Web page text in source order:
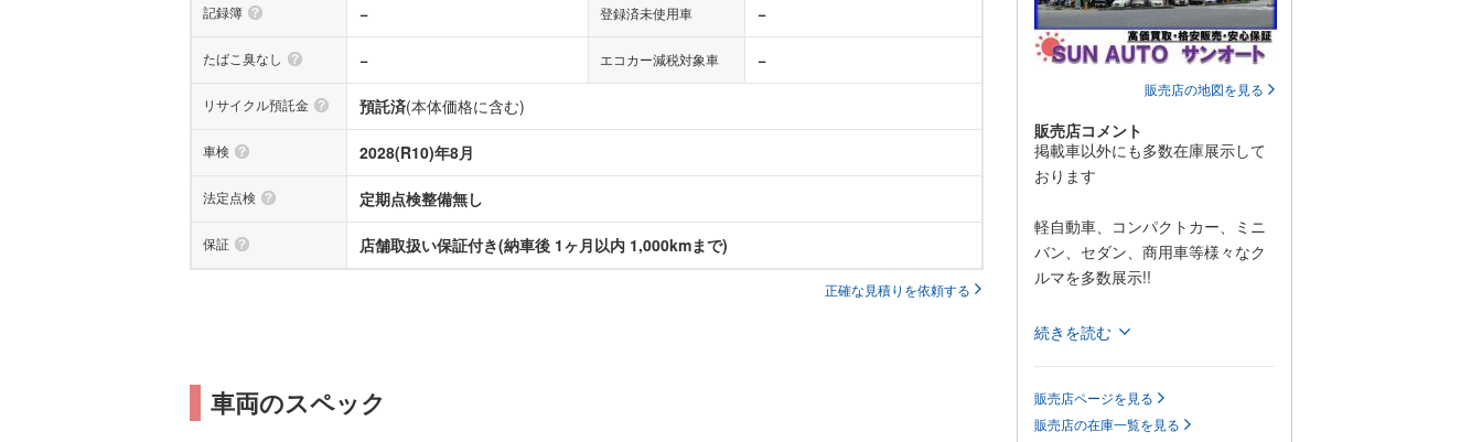
記録簿 − 登録済未使用車 −
たばこ臭なし − エコカー減税対象車 −
リサイクル預託金 預託済(本体価格に含む)
車検 2028(R10)年8月
法定点検 定期点検整備無し
保証 店舗取扱い保証付き(納車後 1ヶ月以内 1,000kmまで)
正確な見積りを依頼する
車両のスペック
販売店の地図を見る
販売店コメント
掲載車以外にも多数在庫展示して
おります
軽自動車、コンパクトカー、ミニ
バン、セダン、商用車等様々なク
ルマを多数展示!!
当店では格安の軽自動車を多数展
おります!
また、当店は安いだけじゃござい
続きを読む
販売店ページを見る
販売店の在庫一覧を見る